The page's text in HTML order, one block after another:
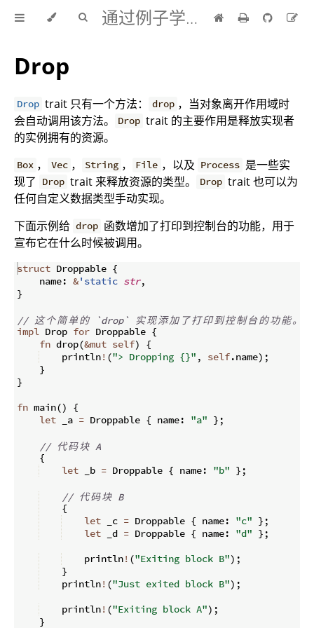
通过例子学 Rust 中文版
Drop
Drop trait 只有一个方法： drop ，当对象离开作用域时
会自动调用该方法。
Drop trait 的主要作用是释放实现者
的实例拥有的资源。
Box ， Vec ， String ， File ，以及 Process 是一些实
现了
Drop trait 来释放资源的类型。 Drop trait 也可以为
任何自定义数据类型手动实现。
下面示例给 drop 函数增加了打印到控制台的功能，用于
宣布它在什么时候被调用。
struct Droppable {
    name
: &'static str,
}
// 这 个简单的 `drop` 实现添加 了打印到控制 台的功能。
impl Drop for Droppable {
fn drop(&mut self)
{
    println
! ("> Dropping {}" , self.name) ;
}
}
fn main()
{
let _a = Droppable { name: "a" } ;
// 代码块 A
{
let _b = Droppable { name: "b" } ;
// 代码块 B
{
let _c = Droppable { name: "c" } ;
let _d = Droppable { name: "d" } ;
    println
! ("Exiting block B") ;
}
    println
! ("Just exited block B") ;
    println
! ("Exiting block A") ;
}